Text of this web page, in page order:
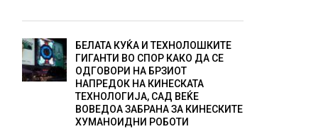
БЕЛАТА КУЌА И ТЕХНОЛОШКИТЕ
ГИГАНТИ ВО СПОР КАКО ДА СЕ
ОДГОВОРИ НА БРЗИОТ
НАПРЕДОК НА КИНЕСКАТА
ТЕХНОЛОГИЈА, САД ВЕЌЕ
ВОВЕДОА ЗАБРАНА ЗА КИНЕСКИТЕ
ХУМАНОИДНИ РОБОТИ